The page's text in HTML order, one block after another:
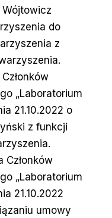
Wójtowicz
do
z
„Laboratorium
21.10.2022 o
z funkcji
Członków
„Laboratorium
21.10.2022
umowy